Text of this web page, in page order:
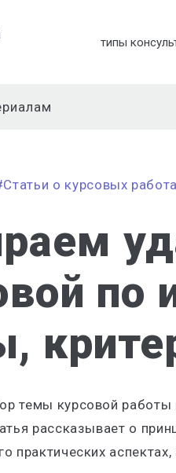
типы
о курсовых
по
темы курсовой работы
рассказывает о
практических